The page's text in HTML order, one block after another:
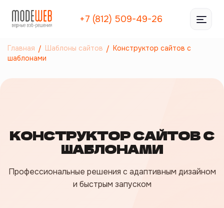
+7 (812) 509-49-26
Главная Шаблоны сайтов
Конструктор сайтов с
шаблонами
КОНСТРУКТОР САЙТОВ С
ШАБЛОНАМИ
Профессиональные решения с адаптивным дизайном
и быстрым запуском